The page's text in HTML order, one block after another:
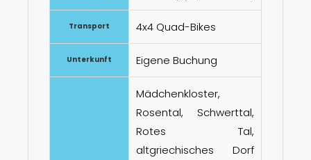
Transport 4x4 Quad-Bikes
Unterkunft Eigene Buchung
Mädchenkloster,
Rosental, Schwerttal,
Rotes Tal,
altgriechisches Dorf